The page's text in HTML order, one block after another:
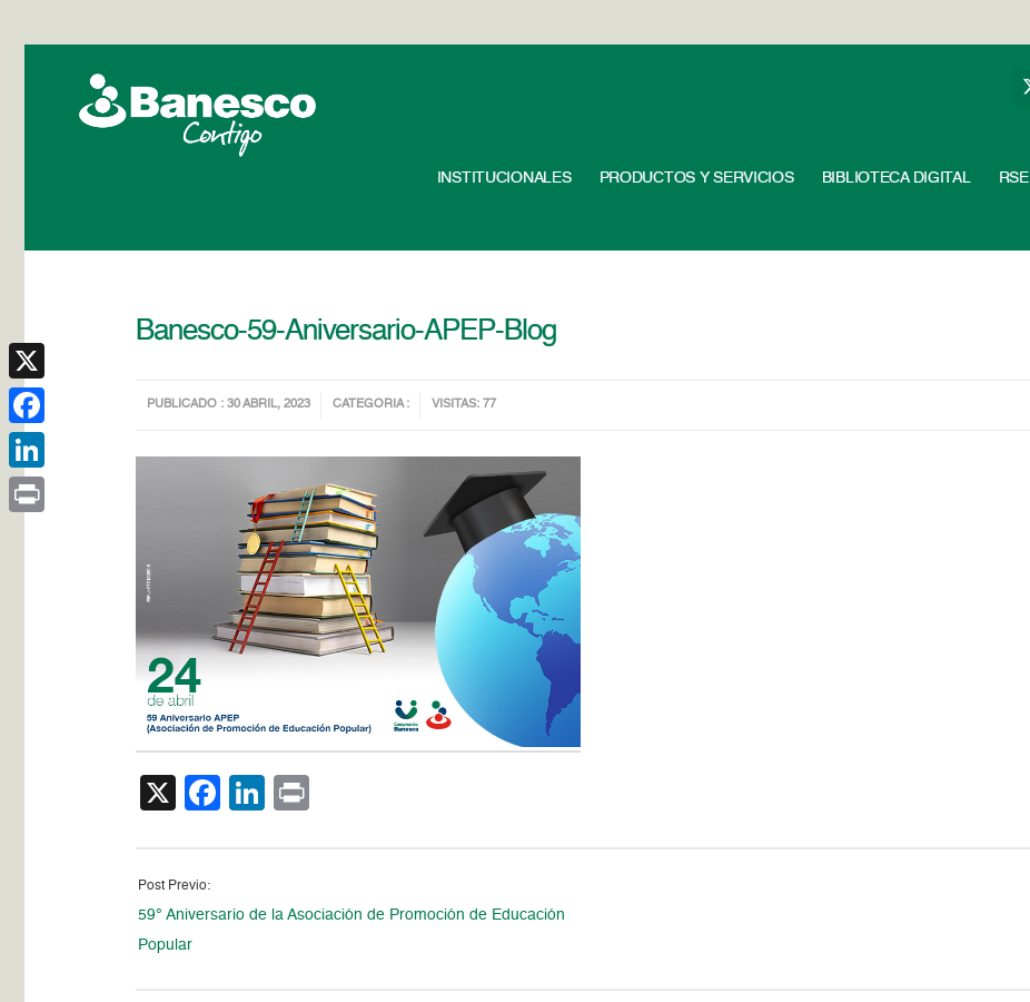
INSTITUCIONALES PRODUCTOS Y SERVICIOS BIBLIOTECA DIGITAL RSE
Banesco-59-Aniversario-APEP-Blog
PUBLICADO : 30 ABRIL, 2023 CATEGORIA : VISITAS: 77
X Facebook
LinkedIn
Post Previo:
59° Aniversario de la Asociación de Promoción de Educación
Popular
X
Facebook
LinkedIn